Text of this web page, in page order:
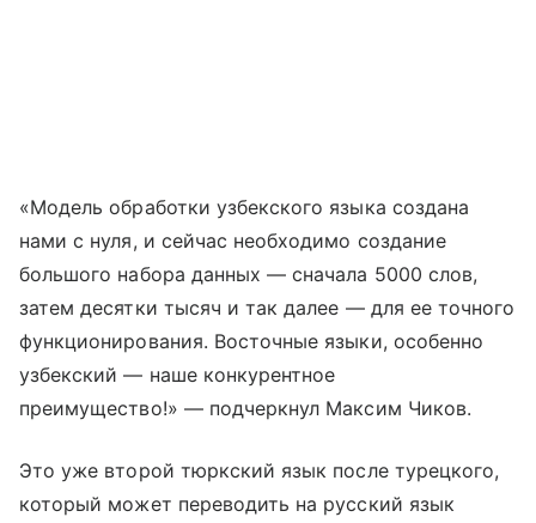
«Модель обработки узбекского языка создана
нами с нуля, и сейчас необходимо создание
большого набора данных — сначала 5000 слов,
затем десятки тысяч и так далее — для ее точного
функционирования. Восточные языки, особенно
узбекский — наше конкурентное
преимущество!» — подчеркнул Максим Чиков.
Это уже второй тюркский язык после турецкого,
который может переводить на русский язык